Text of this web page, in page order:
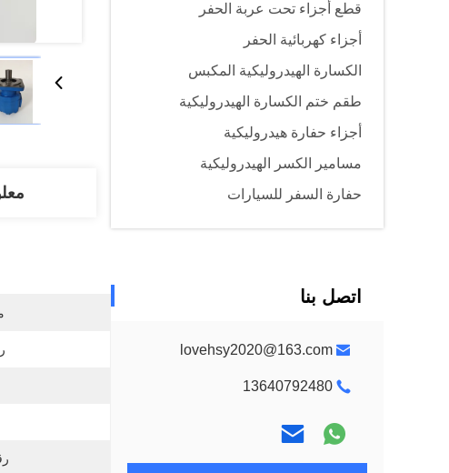
قطع أجزاء تحت عربة الحفر
أجزاء كهربائية الحفر
الكسارة الهيدروليكية المكبس
طقم ختم الكسارة الهيدروليكية
أجزاء حفارة هيدروليكية
مسامير الكسر الهيدروليكية
حفارة السفر للسيارات
اتصل بنا
lovehsy2020@163.com
13640792480